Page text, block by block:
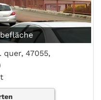
quer, 47055,